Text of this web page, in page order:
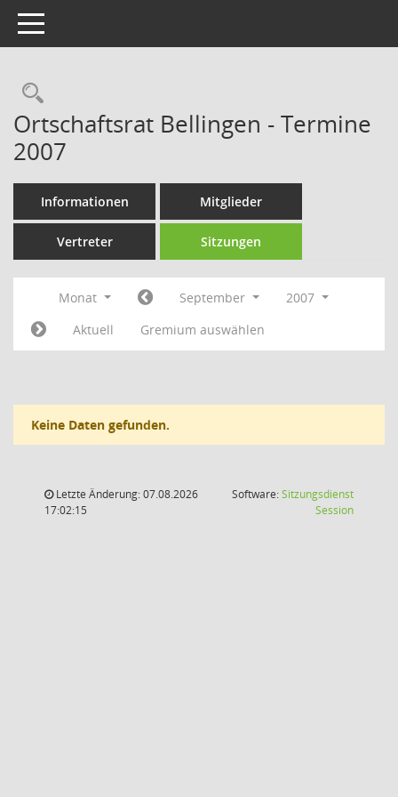
Toggle navigation
Rechercheauswahl
Ortschaftsrat Bellingen - Termine
2007
Informationen Mitglieder
Vertreter Sitzungen
Monat September
2007
Aktuell
Gremium auswählen
Keine Daten gefunden.
Letzte Änderung: 07.08.2026
17:02:15
Software:Sitzungsdienst
Session(Wird in